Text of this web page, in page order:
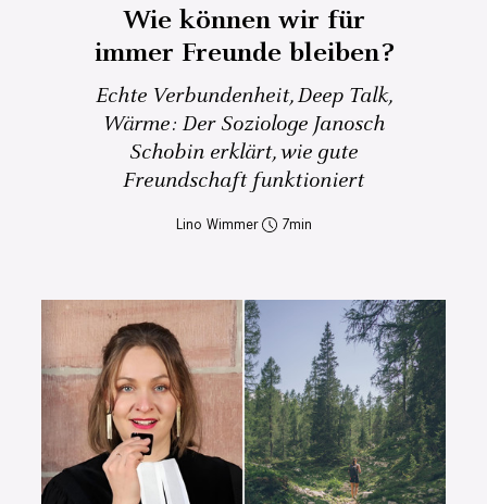
Wie können wir für
immer Freunde bleiben?
Echte Verbundenheit, Deep Talk,
Wärme: Der Soziologe Janosch
Schobin erklärt, wie gute
Freundschaft funktioniert
Lino Wimmer 7